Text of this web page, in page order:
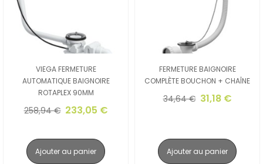
VIEGA FERMETURE
AUTOMATIQUE BAIGNOIRE
ROTAPLEX 90MM
258,94 € 233,05 €
Ajouter au panier
FERMETURE BAIGNOIRE
COMPLÈTE BOUCHON + CHAÎNE
34,64 € 31,18 €
Ajouter au panier